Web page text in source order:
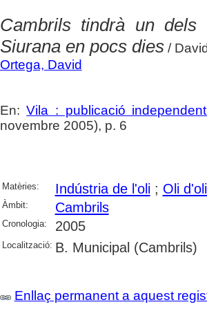
Cambrils tindrà un
Siurana en pocs dies/
Ortega, David
En:Vila : publicació
novembre 2005), p. 6
Matèries: Indústria de l'oli; Oli
Àmbit: Cambrils
Cronologia: 2005
Localització: B. Municipal (Cambrils)
Enllaç permanent a aquest